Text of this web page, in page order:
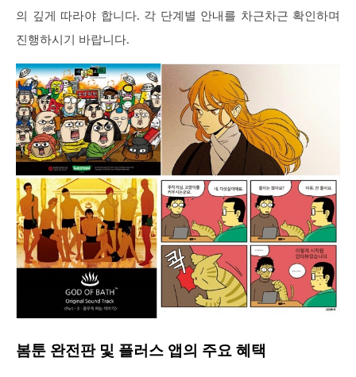
의 깊게 따라야 합니다. 각 단계별 안내를 차근차근 확인하며
진행하시기 바랍니다.
봄툰 완전판 및 플러스 앱의 주요 혜택